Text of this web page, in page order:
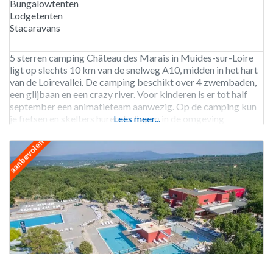
Bungalowtenten
Lodgetenten
Stacaravans
5 sterren camping Château des Marais in Muides-sur-Loire
ligt op slechts 10 km van de snelweg A10, midden in het hart
van de Loirevallei. De camping beschikt over 4 zwembaden,
een glijbaan en een crazy river. Voor kinderen is er tot half
september een animatieteam aanwezig. Op de camping kun
je fietsen en skelters huren. Er liggen in de omgeving
Lees meer...
aanbevolen